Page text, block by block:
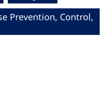
Prevention, Control,